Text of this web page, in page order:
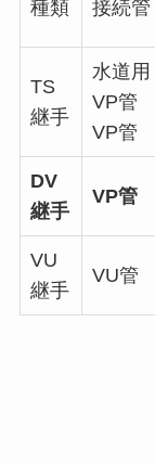
種類 接続管
TS
継手
水道用
VP管
VP管
DV
継手
VP管
VU
継手
VU管